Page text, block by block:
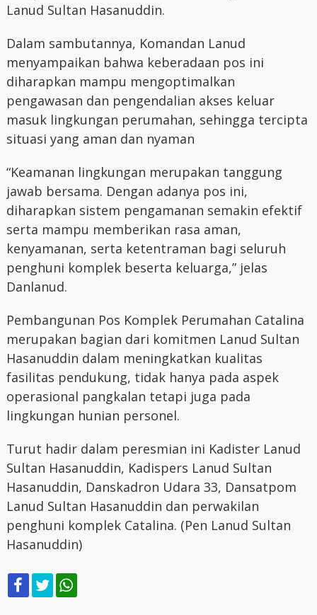
Lanud Sultan Hasanuddin.
Dalam sambutannya, Komandan Lanud
menyampaikan bahwa keberadaan pos ini
diharapkan mampu mengoptimalkan
pengawasan dan pengendalian akses keluar
masuk lingkungan perumahan, sehingga tercipta
situasi yang aman dan nyaman
“Keamanan lingkungan merupakan tanggung
jawab bersama. Dengan adanya pos ini,
diharapkan sistem pengamanan semakin efektif
serta mampu memberikan rasa aman,
kenyamanan, serta ketentraman bagi seluruh
penghuni komplek beserta keluarga,” jelas
Danlanud.
Pembangunan Pos Komplek Perumahan Catalina
merupakan bagian dari komitmen Lanud Sultan
Hasanuddin dalam meningkatkan kualitas
fasilitas pendukung, tidak hanya pada aspek
operasional pangkalan tetapi juga pada
lingkungan hunian personel.
Turut hadir dalam peresmian ini Kadister Lanud
Sultan Hasanuddin, Kadispers Lanud Sultan
Hasanuddin, Danskadron Udara 33, Dansatpom
Lanud Sultan Hasanuddin dan perwakilan
penghuni komplek Catalina. (Pen Lanud Sultan
Hasanuddin)